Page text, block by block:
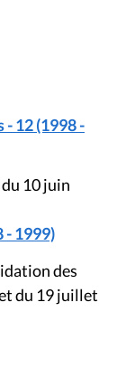
12 (1998 -
10 juin
- 1999)
des
du 19 juillet